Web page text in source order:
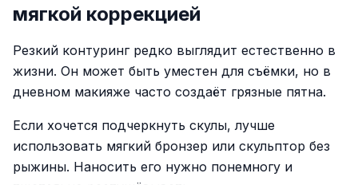
мягкой коррекцией
Резкий контуринг редко выглядит естественно в
жизни. Он может быть уместен для съёмки, но в
дневном макияже часто создаёт грязные пятна.
Если хочется подчеркнуть скулы, лучше
использовать мягкий бронзер или скульптор без
рыжины. Наносить его нужно понемногу и